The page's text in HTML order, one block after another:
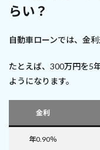
らい？
自動車ローンでは、金
たとえば、300万円を5
ようになります。
金利
年0.90％